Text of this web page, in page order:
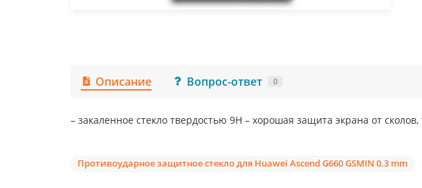
Описание Вопрос-ответ 0
– закаленное стекло твердостью 9Н – хорошая защита экрана от
Противоударное защитное стекло для Huawei Ascend G660 GSMIN 0.3 mm